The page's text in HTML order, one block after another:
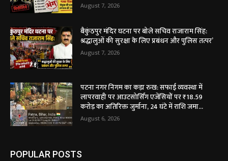
August 7, 2026
बैकुंठपुर मंदिर घटना पर बोले सचिव राजाराम सिंह:
श्रद्धालुओं की सुरक्षा के लिए प्रबंधन और पुलिस तत्पर’
August 7, 2026
पटना नगर निगम का कड़ा रुख: सफाई व्यवस्था में
लापरवाही पर आउटसोर्सिंग एजेंसियों पर ₹18.59
करोड़ का अतिरिक्त जुर्माना, 24 घंटे में राशि जमा...
August 6, 2026
POPULAR POSTS